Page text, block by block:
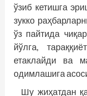
ўзиб кетишга
зукко
ўз пайтида
йўлга,
етаклайди ва
одимлашига
Шу жиҳатдан